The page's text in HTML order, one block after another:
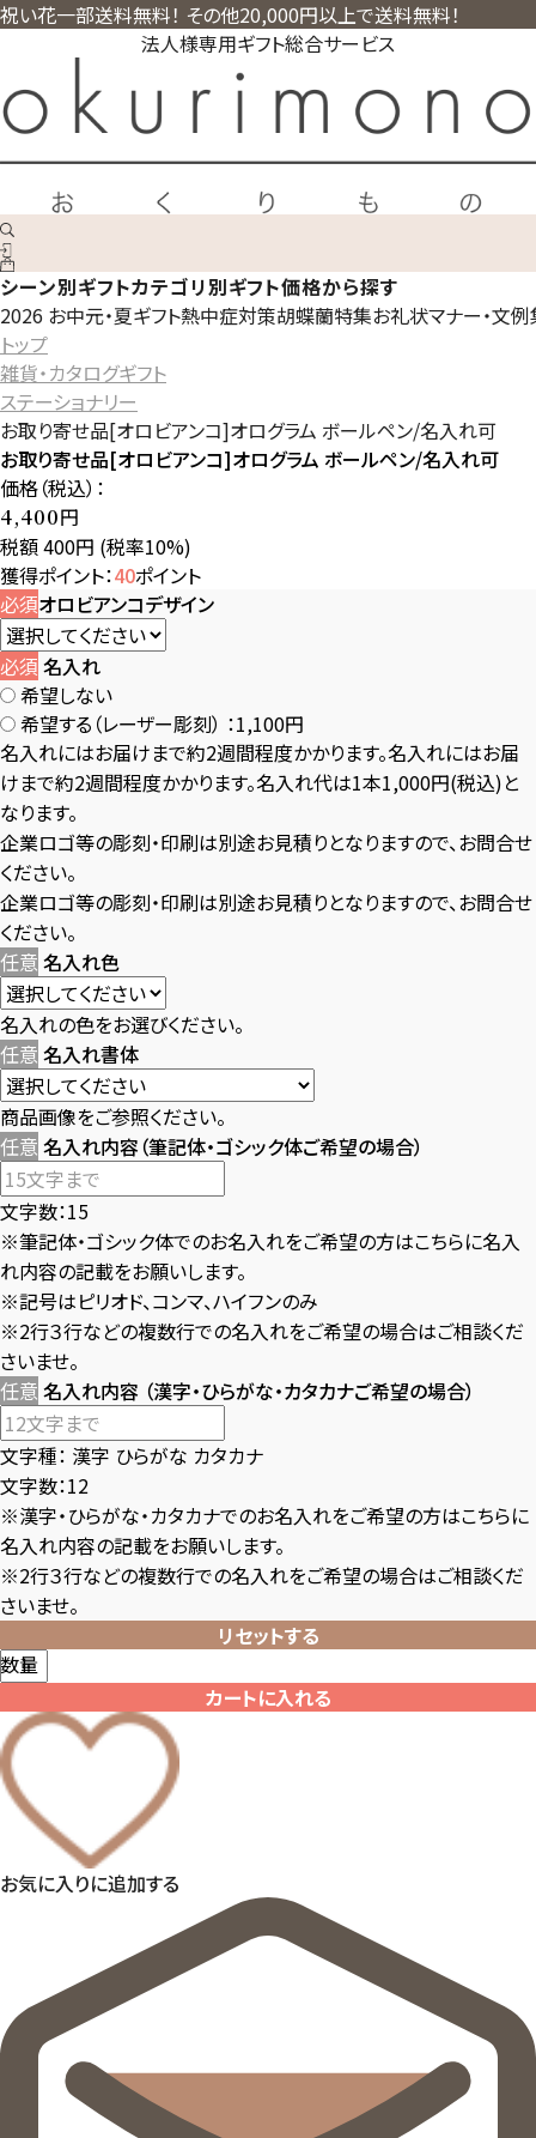
祝い花一部送料無料！ その他20,000円以上で送料無料！
法人様専用ギフト総合サービス
シーン別ギフトカテゴリ別ギフト価格から探す
2026 お中元・夏ギフト熱中症対策胡蝶蘭特集お礼状マナー・文
トップ
雑貨・カタログギフト
ステーショナリー
お取り寄せ品[オロビアンコ]オログラム ボールペン/名入れ可
お取り寄せ品[オロビアンコ]オログラム ボールペン/名入れ可
価格（税込）：
4,400円
税額 400円 (税率10%)
獲得ポイント：40ポイント
必須オロビアンコデザイン
必須 名入れ
希望しない
希望する（レーザー彫刻） ：1,100円
名入れにはお届けまで約2週間程度かかります。名入れにはお届
けまで約2週間程度かかります。名入れ代は1本1,000円(税込)と
なります。
企業ロゴ等の彫刻・印刷は別途お見積りとなりますので、お問合せ
ください。
企業ロゴ等の彫刻・印刷は別途お見積りとなりますので、お問合せ
ください。
任意 名入れ色
名入れの色をお選びください。
任意 名入れ書体
商品画像をご参照ください。
任意 名入れ内容（筆記体・ゴシック体ご希望の場合）
文字数：15
※筆記体・ゴシック体でのお名入れをご希望の方はこちらに名入
れ内容の記載をお願いします。
※記号はピリオド、コンマ、ハイフンのみ
※2行３行などの複数行での名入れをご希望の場合はご相談くだ
さいませ。
任意 名入れ内容 （漢字・ひらがな・カタカナご希望の場合）
文字種： 漢字 ひらがな カタカナ
文字数：12
※漢字・ひらがな・カタカナでのお名入れをご希望の方はこちらに
名入れ内容の記載をお願いします。
※2行３行などの複数行での名入れをご希望の場合はご相談くだ
さいませ。
リセットする
数量
カートに入れる
お気に入りに追加する